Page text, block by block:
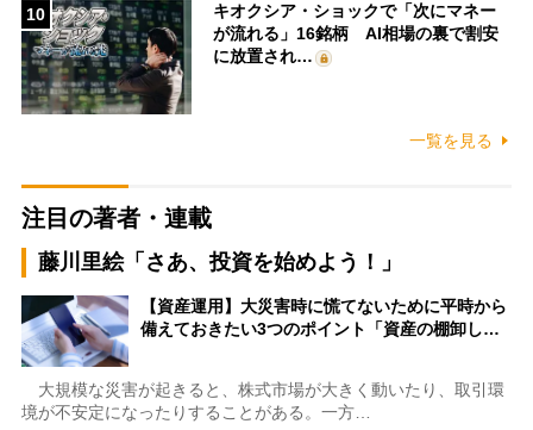
10
キオクシア・ショックで「次にマネー
が流れる」16銘柄 AI相場の裏で割安
に放置され…
一覧を見る
注目の著者・連載
藤川里絵「さあ、投資を始めよう！」
【資産運用】大災害時に慌てないために平時から
備えておきたい3つのポイント「資産の棚卸し…
大規模な災害が起きると、株式市場が大きく動いたり、取引環
境が不安定になったりすることがある。一方…